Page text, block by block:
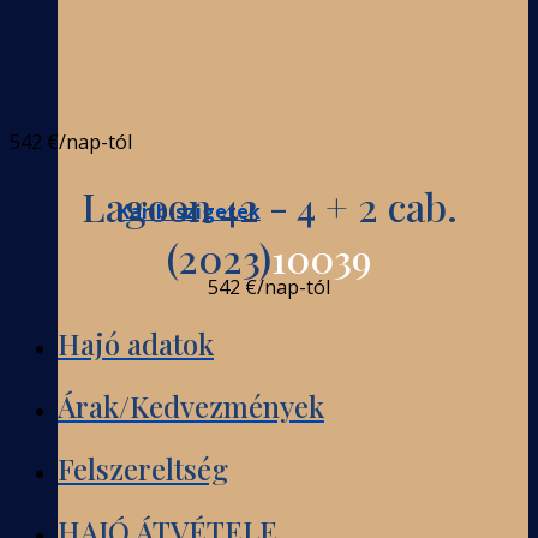
Karib-szigetek
542 €/nap-tól
Lagoon 42 - 4 + 2 cab.
(2023)10039
542 €/nap-tól
Hajó adatok
Árak/Kedvezmények
Felszereltség
HAJÓ ÁTVÉTELE